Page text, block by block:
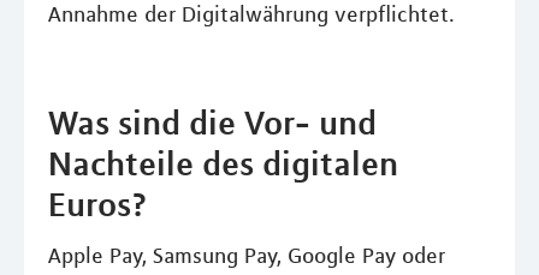
Annahme der Digitalwährung verpflichtet.
Was sind die Vor- und
Nachteile des digitalen
Euros?
Apple Pay, Samsung Pay, Google Pay oder